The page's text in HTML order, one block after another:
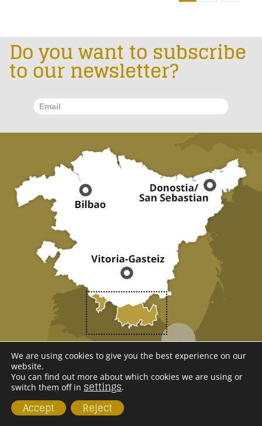
Do you want to subscribe
to our newsletter?
WE ARE
RIOJA ALAVESA
We are using cookies to give you the best experience on our
website.
You can find out more about which cookies we are using or
switch them off in settings.
Accept Reject